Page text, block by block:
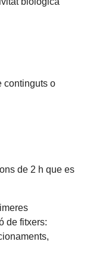
continguts o
de 2 h que es
de fitxers: